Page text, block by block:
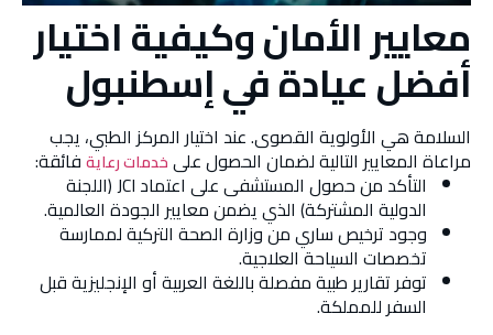
معايير الأمان وكيفية اختيار
أفضل عيادة في إسطنبول
السلامة هي الأولوية القصوى. عند اختيار المركز الطبي، يجب
مراعاة المعايير التالية لضمان الحصول علىخدمات رعايةفائقة:
التأكد من حصول المستشفى على اعتماد JCI (اللجنة
الدولية المشتركة) الذي يضمن معايير الجودة العالمية.
وجود ترخيص ساري من وزارة الصحة التركية لممارسة
تخصصات السياحة العلاجية.
توفر تقارير طبية مفصلة باللغة العربية أو الإنجليزية قبل
السفر للمملكة.